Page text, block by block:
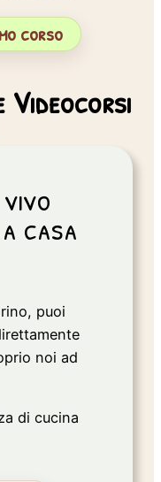
corso
casa
puoi
noi ad
di cucina